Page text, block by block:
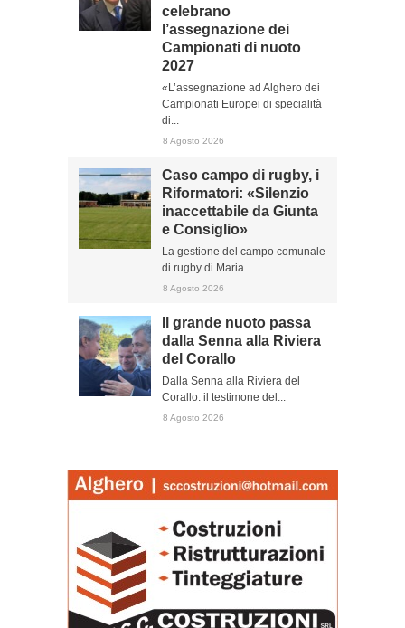
celebrano
l’assegnazione dei
Campionati di nuoto
2027
«L’assegnazione ad Alghero dei
Campionati Europei di specialità
di...
8 Agosto 2026
Caso campo di rugby, i
Riformatori: «Silenzio
inaccettabile da Giunta
e Consiglio»
La gestione del campo comunale
di rugby di Maria...
8 Agosto 2026
Il grande nuoto passa
dalla Senna alla Riviera
del Corallo
Dalla Senna alla Riviera del
Corallo: il testimone del...
8 Agosto 2026